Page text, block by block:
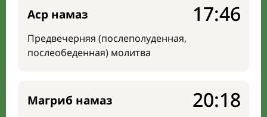
Аср намаз
Предвечерняя (послеполуденная,
послеобеденная) молитва
17:46
Магриб намаз 20:18